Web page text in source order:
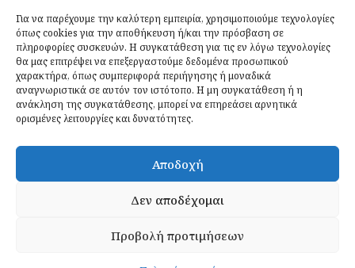
Για να παρέχουμε την καλύτερη εμπειρία, χρησιμοποιούμε τεχνολογίες
όπως cookies για την αποθήκευση ή/και την πρόσβαση σε
πληροφορίες συσκευών. Η συγκατάθεση για τις εν λόγω τεχνολογίες
θα μας επιτρέψει να επεξεργαστούμε δεδομένα προσωπικού
χαρακτήρα, όπως συμπεριφορά περιήγησης ή μοναδικά
αναγνωριστικά σε αυτόν τον ιστότοπο. Η μη συγκατάθεση ή η
ανάκληση της συγκατάθεσης, μπορεί να επηρεάσει αρνητικά
ορισμένες λειτουργίες και δυνατότητες.
Αποδοχή
Δεν αποδέχομαι
Προβολή προτιμήσεων
Ιδανικές Τροφές 26 Ιουλίου 2026
Εγγραφείτε
ΕΓΓΡΑΦΉ
Έχω διαβάσει και δέχομαι τηνπολιτική απορρήτου